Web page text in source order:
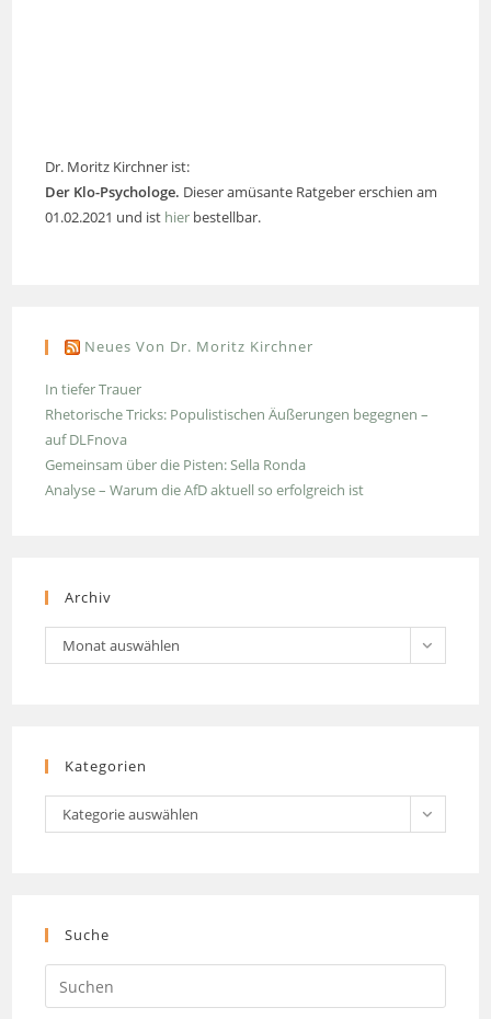
Dr. Moritz Kirchner ist:
Der Klo-Psychologe. Dieser amüsante Ratgeber erschien am
01.02.2021 und ist hier bestellbar.
Neues Von Dr. Moritz Kirchner
In tiefer Trauer
Rhetorische Tricks: Populistischen Äußerungen begegnen –
auf DLFnova
Gemeinsam über die Pisten: Sella Ronda
Analyse – Warum die AfD aktuell so erfolgreich ist
Archiv
Archiv
Monat auswählen
Kategorien
Kategorien
Kategorie auswählen
Suche